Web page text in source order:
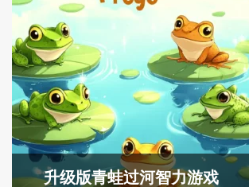
升级版青蛙过河智力游戏